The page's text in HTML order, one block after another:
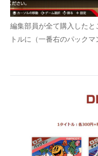
ITエンジニア向け専門サイ
企業向けIT製品の総合サ
モノづくり技術者専門サ
電子設計の基本と応用
編集部員が全て購入した
トルに（一番右のパック